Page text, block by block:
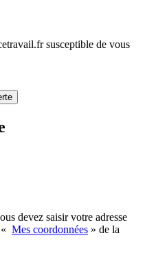
susceptible de vous
devez saisir votre adresse
Mes coordonnées » de la